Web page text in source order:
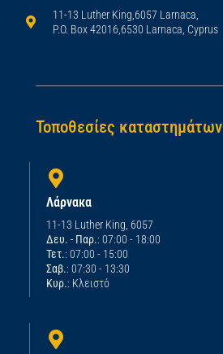
11-13 Luther King,6057 Larnaca,
P.O. Box 42016,6530 Larnaca, Cyprus
Τοποθεσίες καταστημάτων
Λάρνακα
11-13 Luther King, 6057
Δευ. - Παρ.: 07:00 - 18:00
Τετ.: 07:00 - 15:00
Σαβ.: 07:30 - 13:30
Κυρ.: Κλειστό